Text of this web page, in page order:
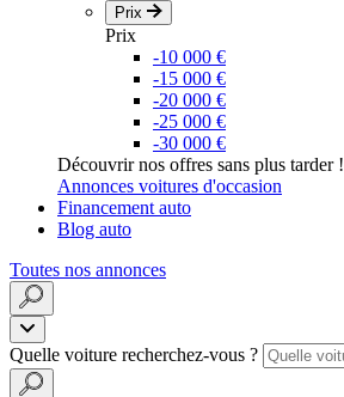
Prix
Prix
-10 000 €
-15 000 €
-20 000 €
-25 000 €
-30 000 €
Découvrir nos offres sans plus tarder !
Annonces voitures d'occasion
Financement auto
Blog auto
Toutes nos annonces
Quelle voiture recherchez-vous ?